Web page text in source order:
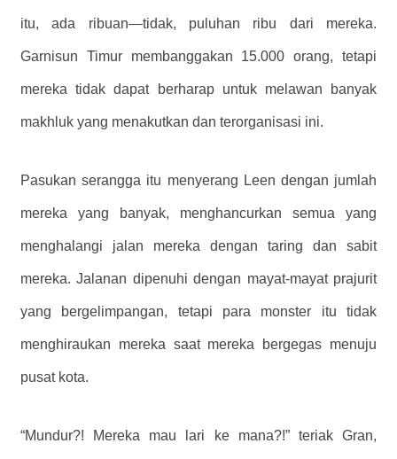
itu, ada ribuan—tidak, puluhan ribu dari mereka.
Garnisun Timur membanggakan 15.000 orang, tetapi
mereka tidak dapat berharap untuk melawan banyak
makhluk yang menakutkan dan terorganisasi ini.
Pasukan serangga itu menyerang Leen dengan jumlah
mereka yang banyak, menghancurkan semua yang
menghalangi jalan mereka dengan taring dan sabit
mereka. Jalanan dipenuhi dengan mayat-mayat prajurit
yang bergelimpangan, tetapi para monster itu tidak
menghiraukan mereka saat mereka bergegas menuju
pusat kota.
“Mundur?! Mereka mau lari ke mana?!” teriak Gran,